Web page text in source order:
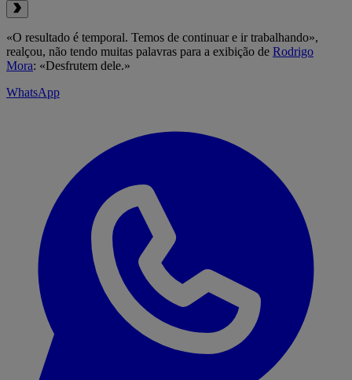
«O resultado é temporal. Temos de continuar e ir trabalhando»,
realçou, não tendo muitas palavras para a exibição de Rodrigo
Mora: «Desfrutem dele.»
WhatsApp